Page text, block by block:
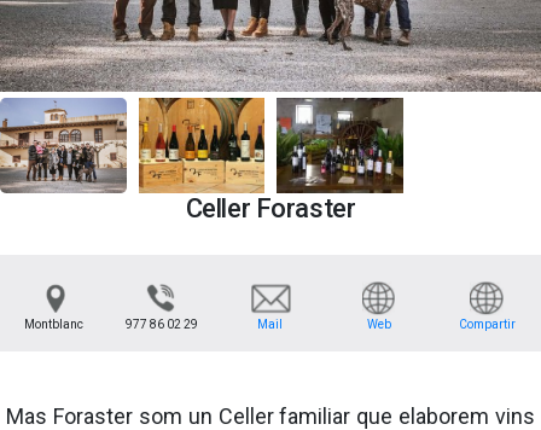
Celler Foraster
Montblanc 977 86 02 29 Mail Web Compartir
Mas Foraster som un Celler familiar que elaborem vins